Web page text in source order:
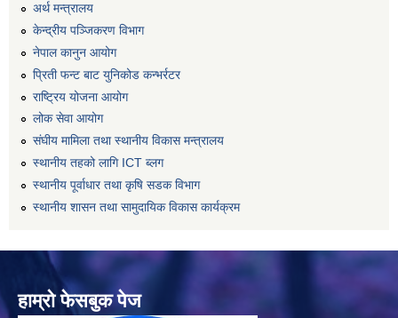
अर्थ मन्त्रालय
केन्द्रीय पञ्जिकरण विभाग
नेपाल कानुन आयोग
प्रिती फन्ट बाट युनिकोड कन्भर्रटर
राष्ट्रिय योजना आयोग
लोक सेवा आयोग
संघीय मामिला तथा स्थानीय विकास मन्त्रालय
स्थानीय तहको लागि ICT ब्लग
स्थानीय पूर्वाधार तथा कृषि सडक विभाग
स्थानीय शासन तथा सामुदायिक विकास कार्यक्रम
हाम्रो फेसबुक पेज